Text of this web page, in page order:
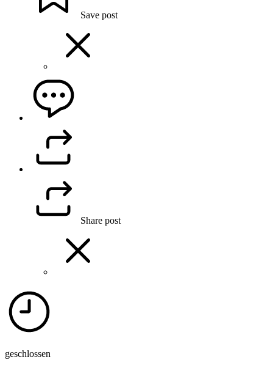
Save post
Share post
geschlossen